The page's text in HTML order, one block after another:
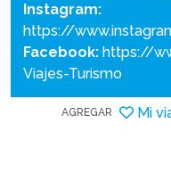
Instagram:
https://
Facebook: https://
Viajes-Turismo
AGREGAR Mi